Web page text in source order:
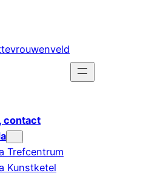
contact
Trefcentrum
Kunstketel